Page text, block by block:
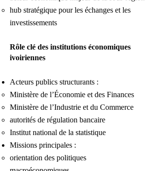
hub stratégique pour les échanges et les
investissements
Rôle clé des institutions économiques
ivoiriennes
Acteurs publics structurants :
Ministère de l’Économie et des Finances
Ministère de l’Industrie et du Commerce
autorités de régulation bancaire
Institut national de la statistique
Missions principales :
orientation des politiques